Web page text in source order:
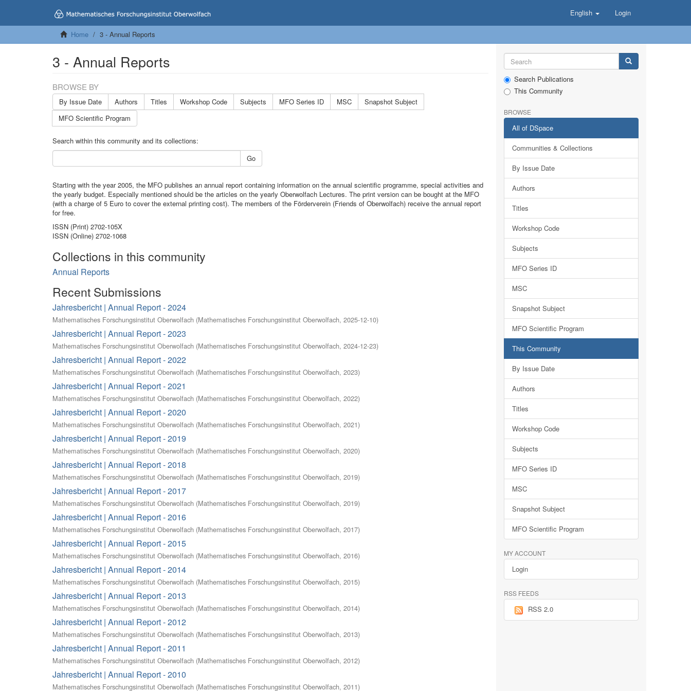
English Login
Home 3 - Annual Reports
3 - Annual Reports
BROWSE BY
By Issue Date Authors Titles Workshop Code Subjects MFO Series ID MSC
Snapshot Subject
MFO Scientific Program
Search within this community and its collections:
Go
Starting with the year 2005, the MFO publishes an annual report containing information on the annual scientific programme, special activities and
the yearly budget. Especially mentioned should be the articles on the yearly Oberwolfach Lectures. The print version can be bought at the MFO
(with a charge of 5 Euro to cover the external printing cost). The members of the Förderverein (Friends of Oberwolfach) receive the annual report
for free.
ISSN (Print) 2702-105X
ISSN (Online) 2702-1068
Collections in this community
Annual Reports
Recent Submissions
Jahresbericht | Annual Report - 2024
Mathematisches Forschungsinstitut Oberwolfach (Mathematisches Forschungsinstitut Oberwolfach, 2025-12-10)
Jahresbericht | Annual Report - 2023
Mathematisches Forschungsinstitut Oberwolfach (Mathematisches Forschungsinstitut Oberwolfach, 2024-12-23)
Jahresbericht | Annual Report - 2022
Mathematisches Forschungsinstitut Oberwolfach (Mathematisches Forschungsinstitut Oberwolfach, 2023)
Jahresbericht | Annual Report - 2021
Mathematisches Forschungsinstitut Oberwolfach (Mathematisches Forschungsinstitut Oberwolfach, 2022)
Jahresbericht | Annual Report - 2020
Mathematisches Forschungsinstitut Oberwolfach (Mathematisches Forschungsinstitut Oberwolfach, 2021)
Jahresbericht | Annual Report - 2019
Mathematisches Forschungsinstitut Oberwolfach (Mathematisches Forschungsinstitut Oberwolfach, 2020)
Jahresbericht | Annual Report - 2018
Mathematisches Forschungsinstitut Oberwolfach (Mathematisches Forschungsinstitut Oberwolfach, 2019)
Jahresbericht | Annual Report - 2017
Mathematisches Forschungsinstitut Oberwolfach (Mathematisches Forschungsinstitut Oberwolfach, 2019)
Jahresbericht | Annual Report - 2016
Mathematisches Forschungsinstitut Oberwolfach (Mathematisches Forschungsinstitut Oberwolfach, 2017)
Jahresbericht | Annual Report - 2015
Mathematisches Forschungsinstitut Oberwolfach (Mathematisches Forschungsinstitut Oberwolfach, 2016)
Jahresbericht | Annual Report - 2014
Mathematisches Forschungsinstitut Oberwolfach (Mathematisches Forschungsinstitut Oberwolfach, 2015)
Jahresbericht | Annual Report - 2013
Mathematisches Forschungsinstitut Oberwolfach (Mathematisches Forschungsinstitut Oberwolfach, 2014)
Jahresbericht | Annual Report - 2012
Mathematisches Forschungsinstitut Oberwolfach (Mathematisches Forschungsinstitut Oberwolfach, 2013)
Jahresbericht | Annual Report - 2011
Mathematisches Forschungsinstitut Oberwolfach (Mathematisches Forschungsinstitut Oberwolfach, 2012)
Jahresbericht | Annual Report - 2010
Mathematisches Forschungsinstitut Oberwolfach (Mathematisches Forschungsinstitut Oberwolfach, 2011)
Search Publications
This Community
BROWSE
All of DSpace
Communities & Collections
By Issue Date
Authors
Titles
Workshop Code
Subjects
MFO Series ID
MSC
Snapshot Subject
MFO Scientific Program
This Community
By Issue Date
Authors
Titles
Workshop Code
Subjects
MFO Series ID
MSC
Snapshot Subject
MFO Scientific Program
MY ACCOUNT
Login
RSS FEEDS
RSS 2.0